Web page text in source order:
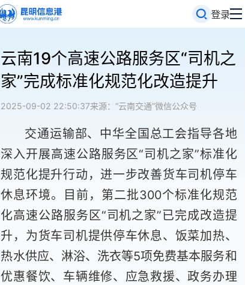
登录
云南19个高速公路服务区“司机之
家”完成标准化规范化改造提升
2025-09-02 22:50:37来源：“云南交通”微信公众号
交通运输部、中华全国总工会指导各地
深入开展高速公路服务区“司机之家”标准化
规范化提升行动，进一步改善货车司机停车
休息环境。目前，第二批300个标准化规范
化高速公路服务区“司机之家”已完成改造提
升，为货车司机提供停车休息、饭菜加热、
热水供应、淋浴、洗衣等5项免费基本服务和
优惠餐饮、车辆维修、应急救援、政务办理